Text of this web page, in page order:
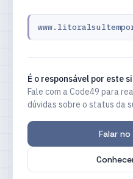
É o responsável por este
Fale com a Code49 para
dúvidas sobre o status da
Falar